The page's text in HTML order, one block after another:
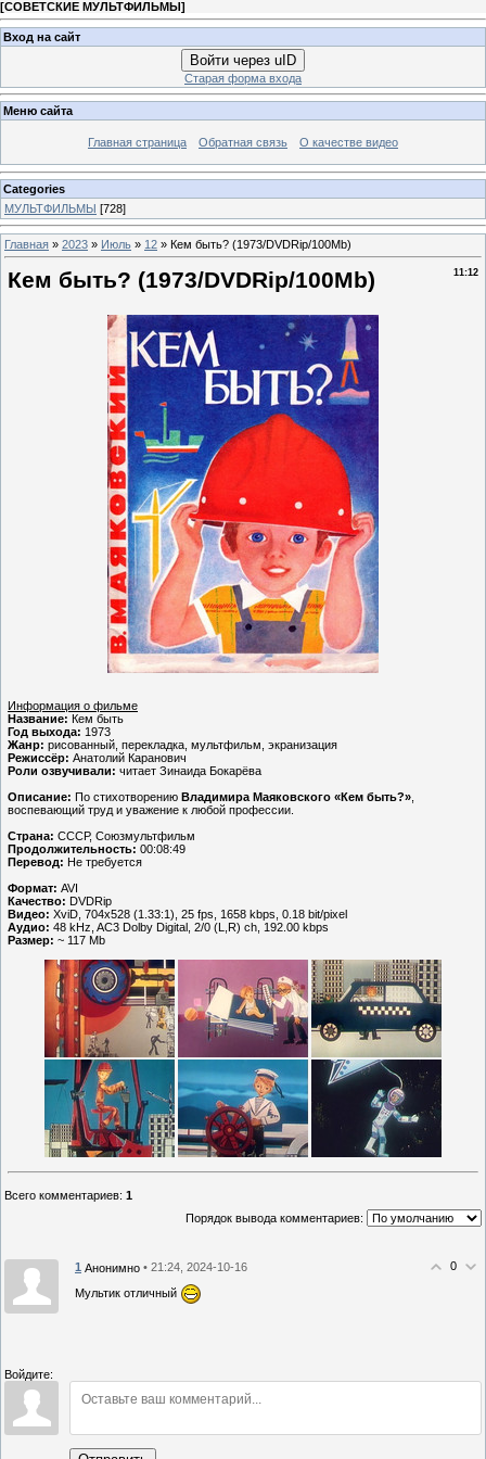
[СОВЕТСКИЕ МУЛЬТФИЛЬМЫ]
Вход на сайт
Войти через uID
Старая форма входа
Меню сайта
Главная страница Обратная связь О качестве видео
Categories
МУЛЬТФИЛЬМЫ [728]
Главная » 2023 » Июль » 12 » Кем быть? (1973/DVDRip/100Mb)
11:12
Кем быть? (1973/DVDRip/100Mb)
Информация о фильме
Название: Кем быть
Год выхода: 1973
Жанр: рисованный, перекладка, мультфильм, экранизация
Режиссёр: Анатолий Каранович
Роли озвучивали: читает Зинаида Бокарёва
Описание: По стихотворению Владимира Маяковского «Кем быть?»
воспевающий труд и уважение к любой профессии.
Страна: СССР, Союзмультфильм
Продолжительность: 00:08:49
Перевод: Не требуется
Формат: AVI
Качество: DVDRip
Видео: XviD, 704x528 (1.33:1), 25 fps, 1658 kbps, 0.18 bit/pixel
Аудио: 48 kHz, AC3 Dolby Digital, 2/0 (L,R) ch, 192.00 kbps
Размер: ~ 117 Mb
Всего комментариев: 1
Порядок вывода комментариев:
0
1 Анонимно • 21:24, 2024-10-16
Мультик отличный
Войдите: